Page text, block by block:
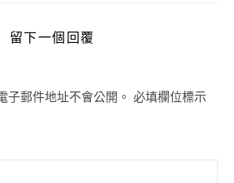
留下一個回覆
子郵件地址不會公開。 必填欄位標示